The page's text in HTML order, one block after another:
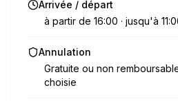
Arrivée / départ
à partir de 16:00 · jusqu'à
Annulation
Gratuite ou non
choisie